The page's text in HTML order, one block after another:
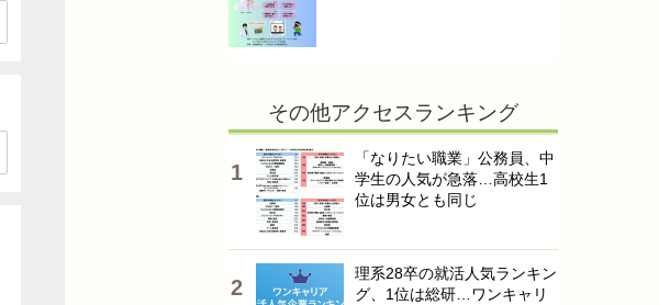
その他アクセスランキング
「なりたい職業」公務員、中
学生の人気が急落…高校生1
位は男女とも同じ
理系28卒の就活人気ランキン
グ、1位は総研…ワンキャリ